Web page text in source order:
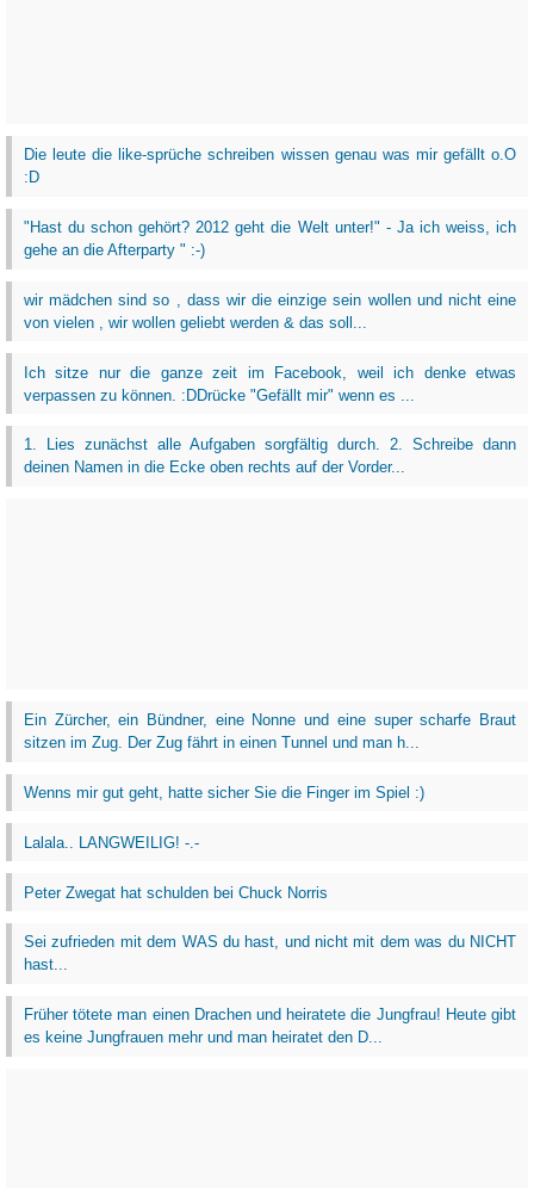
Die leute die like-sprüche schreiben wissen genau was mir gefällt o.O
:D
"Hast du schon gehört? 2012 geht die Welt unter!" - Ja ich weiss, ich
gehe an die Afterparty " :-)
wir mädchen sind so , dass wir die einzige sein wollen und nicht eine
von vielen , wir wollen geliebt werden & das soll...
Ich sitze nur die ganze zeit im Facebook, weil ich denke etwas
verpassen zu können. :DDrücke "Gefällt mir" wenn es ...
1. Lies zunächst alle Aufgaben sorgfältig durch. 2. Schreibe dann
deinen Namen in die Ecke oben rechts auf der Vorder...
Ein Zürcher, ein Bündner, eine Nonne und eine super scharfe Braut
sitzen im Zug. Der Zug fährt in einen Tunnel und man h...
Wenns mir gut geht, hatte sicher Sie die Finger im Spiel :)
Lalala.. LANGWEILIG! -.-
Peter Zwegat hat schulden bei Chuck Norris
Sei zufrieden mit dem WAS du hast, und nicht mit dem was du NICHT
hast...
Früher tötete man einen Drachen und heiratete die Jungfrau! Heute gibt
es keine Jungfrauen mehr und man heiratet den D...